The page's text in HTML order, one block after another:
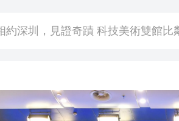
相約深圳，見證奇蹟 科
美股觀望非農數據 道指跌逾百點